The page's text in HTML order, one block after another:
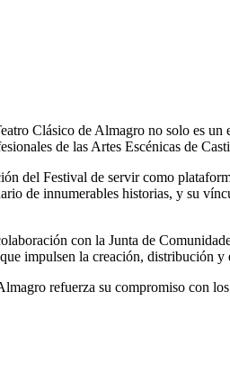
Clásico de Almagro no solo es un
de las Artes Escénicas de
del Festival de servir como
de innumerables historias, y su
con la Junta de
impulsen la creación, distribución
refuerza su compromiso con